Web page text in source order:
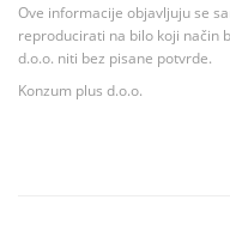
Ove informacije objavljuju se
reproducirati na bilo koji način
d.o.o. niti bez pisane potvrde.
Konzum plus d.o.o.